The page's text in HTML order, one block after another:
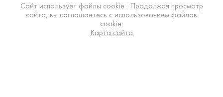
Сайт использует файлы cookie . Продолжая просмотр
сайта, вы соглашаетесь с использованием файлов
cookie.
Карта сайта